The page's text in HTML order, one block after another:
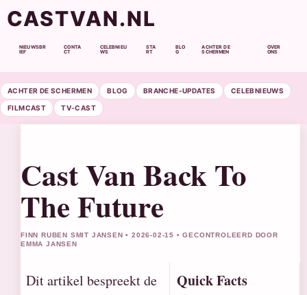
CASTVAN.NL
NIEUWSBR
IEF
CONTA
CT
CELEBNIEU
WS
STA
RT
BLO
G
ACHTER DE
SCHERMEN
OVER
ONS
ACHTER DE SCHERMEN BLOG BRANCHE-UPDATES CELEBNIEUWS
FILMCAST TV-CAST
Cast Van Back To
The Future
FINN RUBEN SMIT JANSEN • 2026-02-15 • GECONTROLEERD DOOR
EMMA JANSEN
Dit artikel bespreekt de
Quick Facts